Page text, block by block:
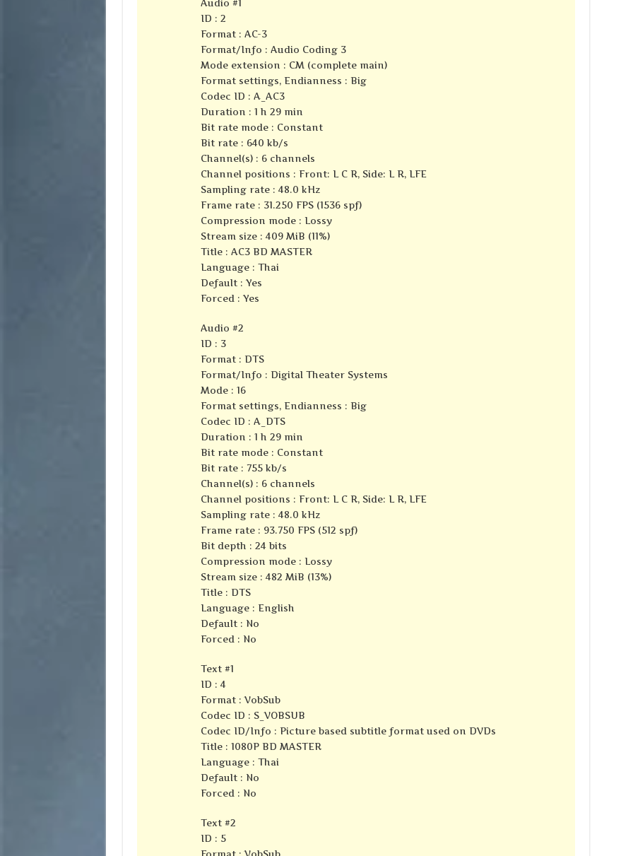
Audio #1
ID : 2
Format : AC-3
Format/Info : Audio Coding 3
Mode extension : CM (complete main)
Format settings, Endianness : Big
Codec ID : A_AC3
Duration : 1 h 29 min
Bit rate mode : Constant
Bit rate : 640 kb/s
Channel(s) : 6 channels
Channel positions : Front: L C R, Side: L R, LFE
Sampling rate : 48.0 kHz
Frame rate : 31.250 FPS (1536 spf)
Compression mode : Lossy
Stream size : 409 MiB (11%)
Title : AC3 BD MASTER
Language : Thai
Default : Yes
Forced : Yes
Audio #2
ID : 3
Format : DTS
Format/Info : Digital Theater Systems
Mode : 16
Format settings, Endianness : Big
Codec ID : A_DTS
Duration : 1 h 29 min
Bit rate mode : Constant
Bit rate : 755 kb/s
Channel(s) : 6 channels
Channel positions : Front: L C R, Side: L R, LFE
Sampling rate : 48.0 kHz
Frame rate : 93.750 FPS (512 spf)
Bit depth : 24 bits
Compression mode : Lossy
Stream size : 482 MiB (13%)
Title : DTS
Language : English
Default : No
Forced : No
Text #1
ID : 4
Format : VobSub
Codec ID : S_VOBSUB
Codec ID/Info : Picture based subtitle format used on DVDs
Title : 1080P BD MASTER
Language : Thai
Default : No
Forced : No
Text #2
ID : 5
Format : VobSub